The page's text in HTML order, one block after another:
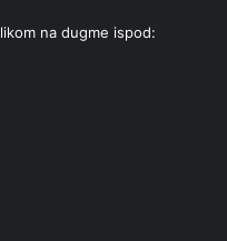
na dugme ispod: